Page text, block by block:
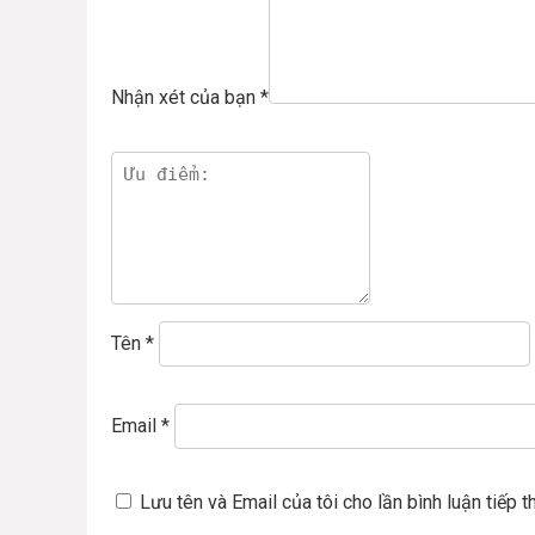
Nhận xét của bạn *
Tên *
Email *
Lưu tên và Email của tôi cho lần bình luận tiếp